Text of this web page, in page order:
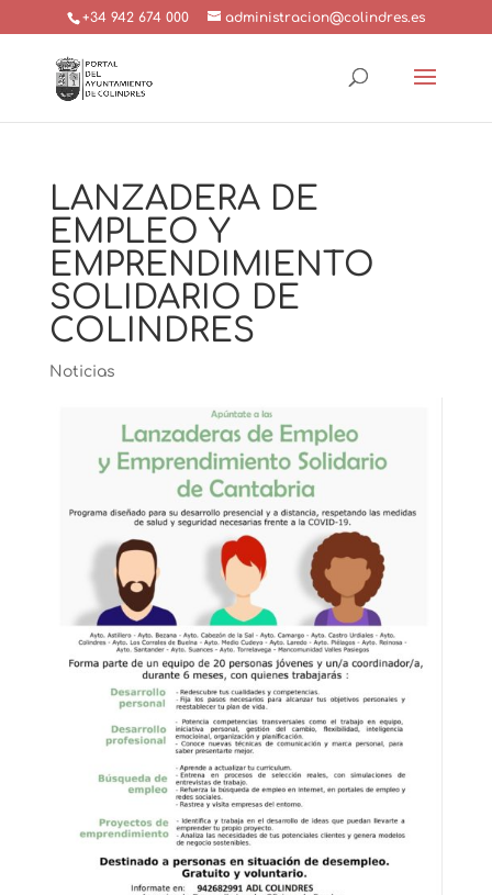
+34 942 674 000 administracion@colindres.es
LANZADERA DE
EMPLEO Y
EMPRENDIMIENTO
SOLIDARIO DE
COLINDRES
Noticias